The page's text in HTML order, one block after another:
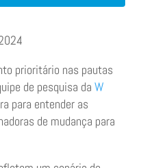
prioritário nas pautas
de pesquisa da W
para entender as
de mudança para